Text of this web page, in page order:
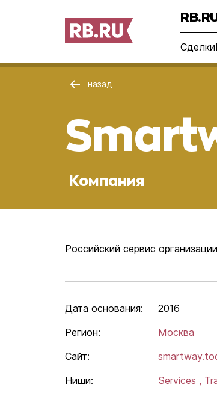
Сделки
назад
Компания
Российский сервис
Дата основания:
2016
Регион:
Москва
Сайт:
Ниши:
Services ,